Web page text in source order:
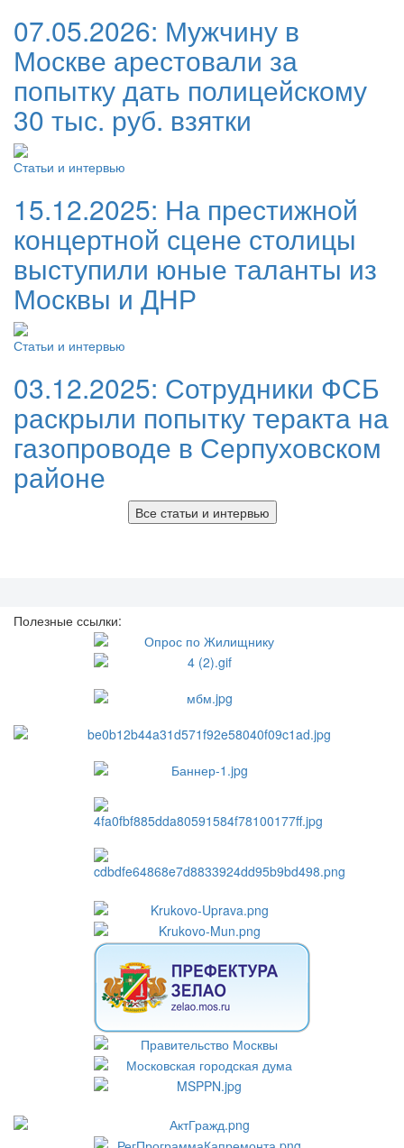
07.05.2026: Мужчину в
Москве арестовали за
попытку дать полицейскому
30 тыс. руб. взятки
Статьи и интервью
15.12.2025: На престижной
концертной сцене столицы
выступили юные таланты из
Москвы и ДНР
Статьи и интервью
03.12.2025: Сотрудники ФСБ
раскрыли попытку теракта на
газопроводе в Серпуховском
районе
Все статьи и интервью
Полезные ссылки: